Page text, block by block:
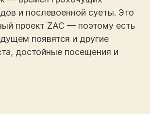
и послевоенной суеты. Это
проект ZAC — поэтому есть
появятся и другие
достойные посещения и